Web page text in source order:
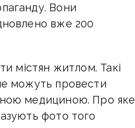
Вони
вже 200
містян житлом. Такі
можуть провести
медициною. Про яке
фото того